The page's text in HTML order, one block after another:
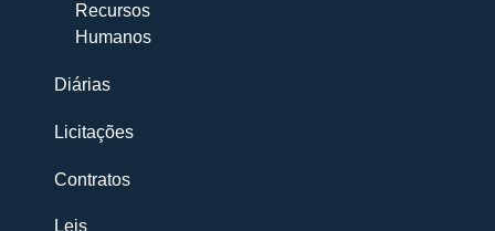
Recursos
Humanos
Diárias
Licitações
Contratos
Leis